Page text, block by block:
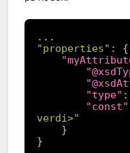
"properties"
"type" :
"const"
verdi>"